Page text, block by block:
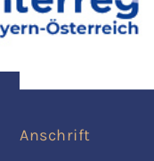
Anschrift